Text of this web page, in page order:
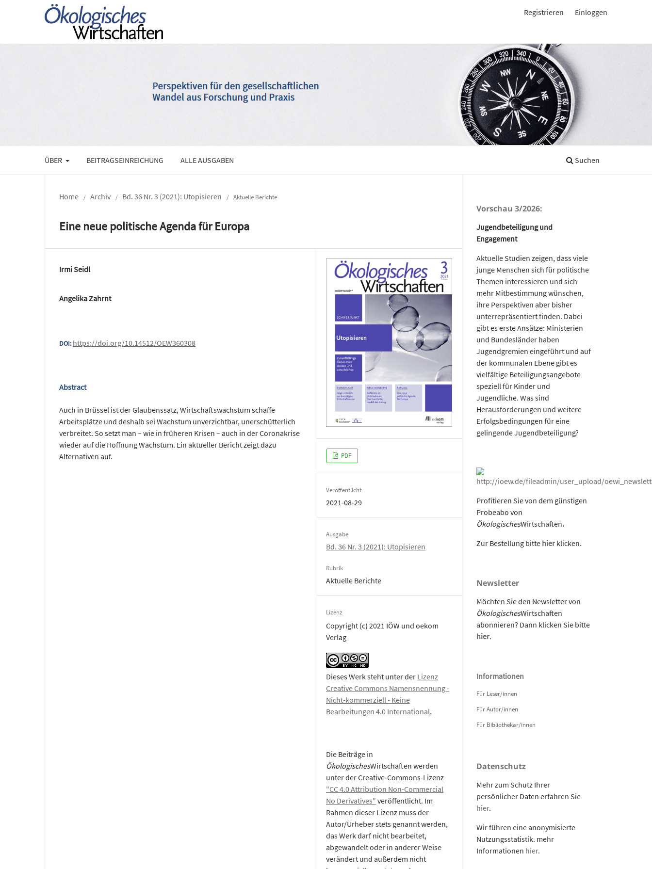
ÜBER BEITRAGSEINREICHUNG ALLE AUSGABEN Suchen
Registrieren Einloggen
Home / Archiv / Bd. 36 Nr. 3 (2021): Utopisieren / Aktuelle Berichte
Eine neue politische Agenda für Europa
Irmi Seidl
Angelika Zahrnt
DOI: https://doi.org/10.14512/OEW360308
Abstract
Auch in Brüssel ist der Glaubenssatz, Wirtschaftswachstum schaffe
Arbeitsplätze und deshalb sei Wachstum unverzichtbar, unerschütterlich
verbreitet. So setzt man – wie in früheren Krisen – auch in der Coronakrise
wieder auf die Hoffnung Wachstum. Ein aktueller Bericht zeigt dazu
Alternativen auf.
PDF
Veröffentlicht
2021-08-29
Ausgabe
Bd. 36 Nr. 3 (2021): Utopisieren
Rubrik
Aktuelle Berichte
Lizenz
Copyright (c) 2021 IÖW und oekom
Verlag
Dieses Werk steht unter der Lizenz
Creative Commons Namensnennung -
Nicht-kommerziell - Keine
Bearbeitungen 4.0 International.
Die Beiträge in
ÖkologischesWirtschaften werden
unter der Creative-Commons-Lizenz
"CC 4.0 Attribution Non-Commercial
No Derivatives" veröffentlicht. Im
Rahmen dieser Lizenz muss der
Autor/Urheber stets genannt werden,
das Werk darf nicht bearbeitet,
abgewandelt oder in anderer Weise
verändert und außerdem nicht
Vorschau 3/2026:
Jugendbeteiligung und
Engagement
Aktuelle Studien zeigen, dass viele
junge Menschen sich für politische
Themen interessieren und sich
mehr Mitbestimmung wünschen,
ihre Perspektiven aber bisher
unterrepräsentiert finden. Dabei
gibt es erste Ansätze: Ministerien
und Bundesländer haben
Jugendgremien eingeführt und auf
der kommunalen Ebene gibt es
vielfältige Beteiligungsangebote
speziell für Kinder und
Jugendliche. Was sind
Herausforderungen und weitere
Erfolgsbedingungen für eine
gelingende Jugendbeteiligung?
Profitieren Sie von dem günstigen
Probeabo von
ÖkologischesWirtschaften.
Zur Bestellung bitte hier klicken.
Newsletter
Möchten Sie den Newsletter von
ÖkologischesWirtschaften
abonnieren? Dann klicken Sie bitte
hier.
Informationen
Für Leser/innen
Für Autor/innen
Für Bibliothekar/innen
Datenschutz
Mehr zum Schutz Ihrer
persönlicher Daten erfahren Sie
hier.
Wir führen eine anonymisierte
Nutzungsstatistik. mehr
Informationen hier.